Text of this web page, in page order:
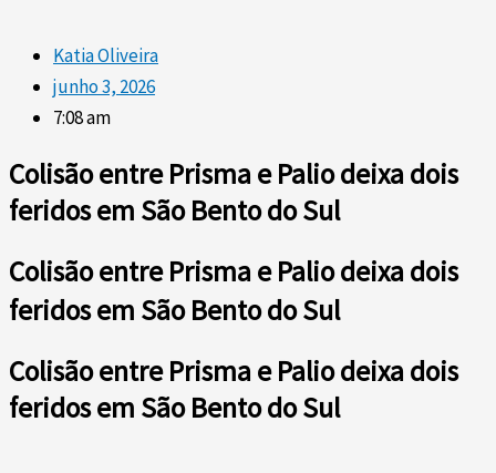
Katia Oliveira
junho 3, 2026
7:08 am
Colisão entre Prisma e Palio deixa dois
feridos em São Bento do Sul
Colisão entre Prisma e Palio deixa dois
feridos em São Bento do Sul
Colisão entre Prisma e Palio deixa dois
feridos em São Bento do Sul